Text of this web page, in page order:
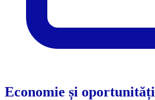
Economie și oportunități